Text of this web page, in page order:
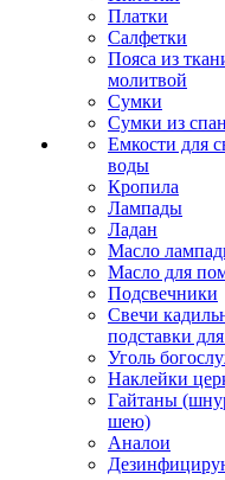
Платки
Салфетки
Пояса из
молитвой
Сумки
Сумки из
Емкости для
воды
Кропила
Лампады
Ладан
Масло
Масло для
Подсвечники
Свечи
подставки
Уголь
Наклейки
Гайтаны
шею)
Аналои